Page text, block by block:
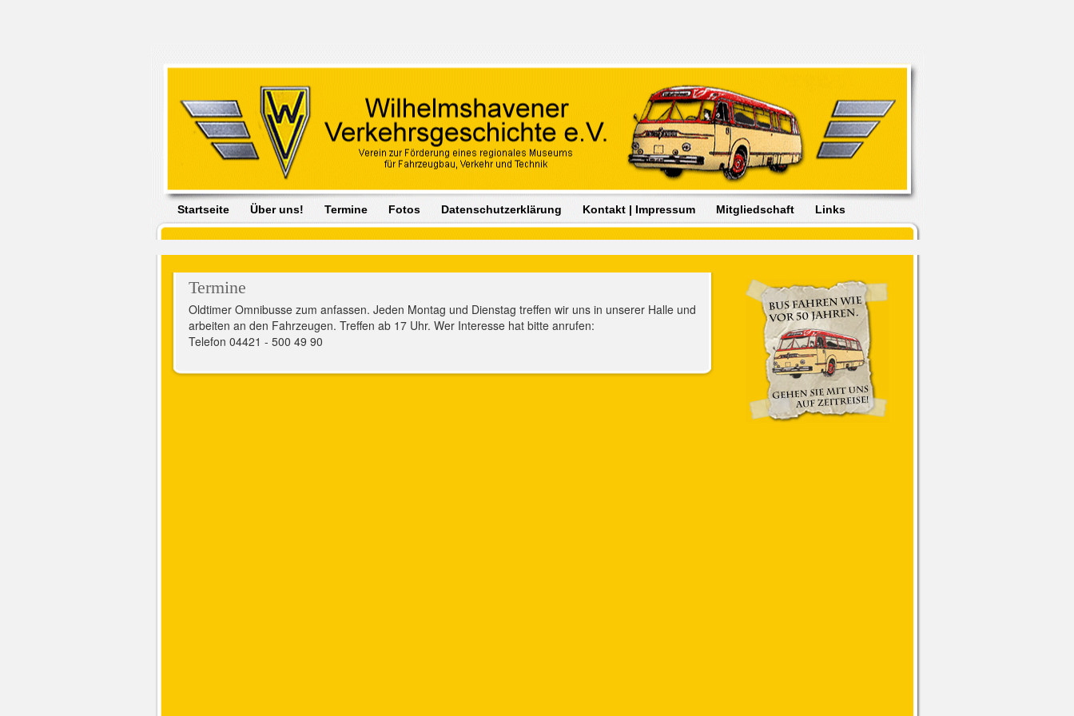
Startseite Über uns! Termine Fotos Datenschutzerklärung Kontakt | Impressum Mitgliedschaft Links
Termine
Oldtimer Omnibusse zum anfassen. Jeden Montag und Dienstag treffen wir uns in unserer Halle und
arbeiten an den Fahrzeugen. Treffen ab 17 Uhr. Wer Interesse hat bitte anrufen:
Telefon 04421 - 500 49 90